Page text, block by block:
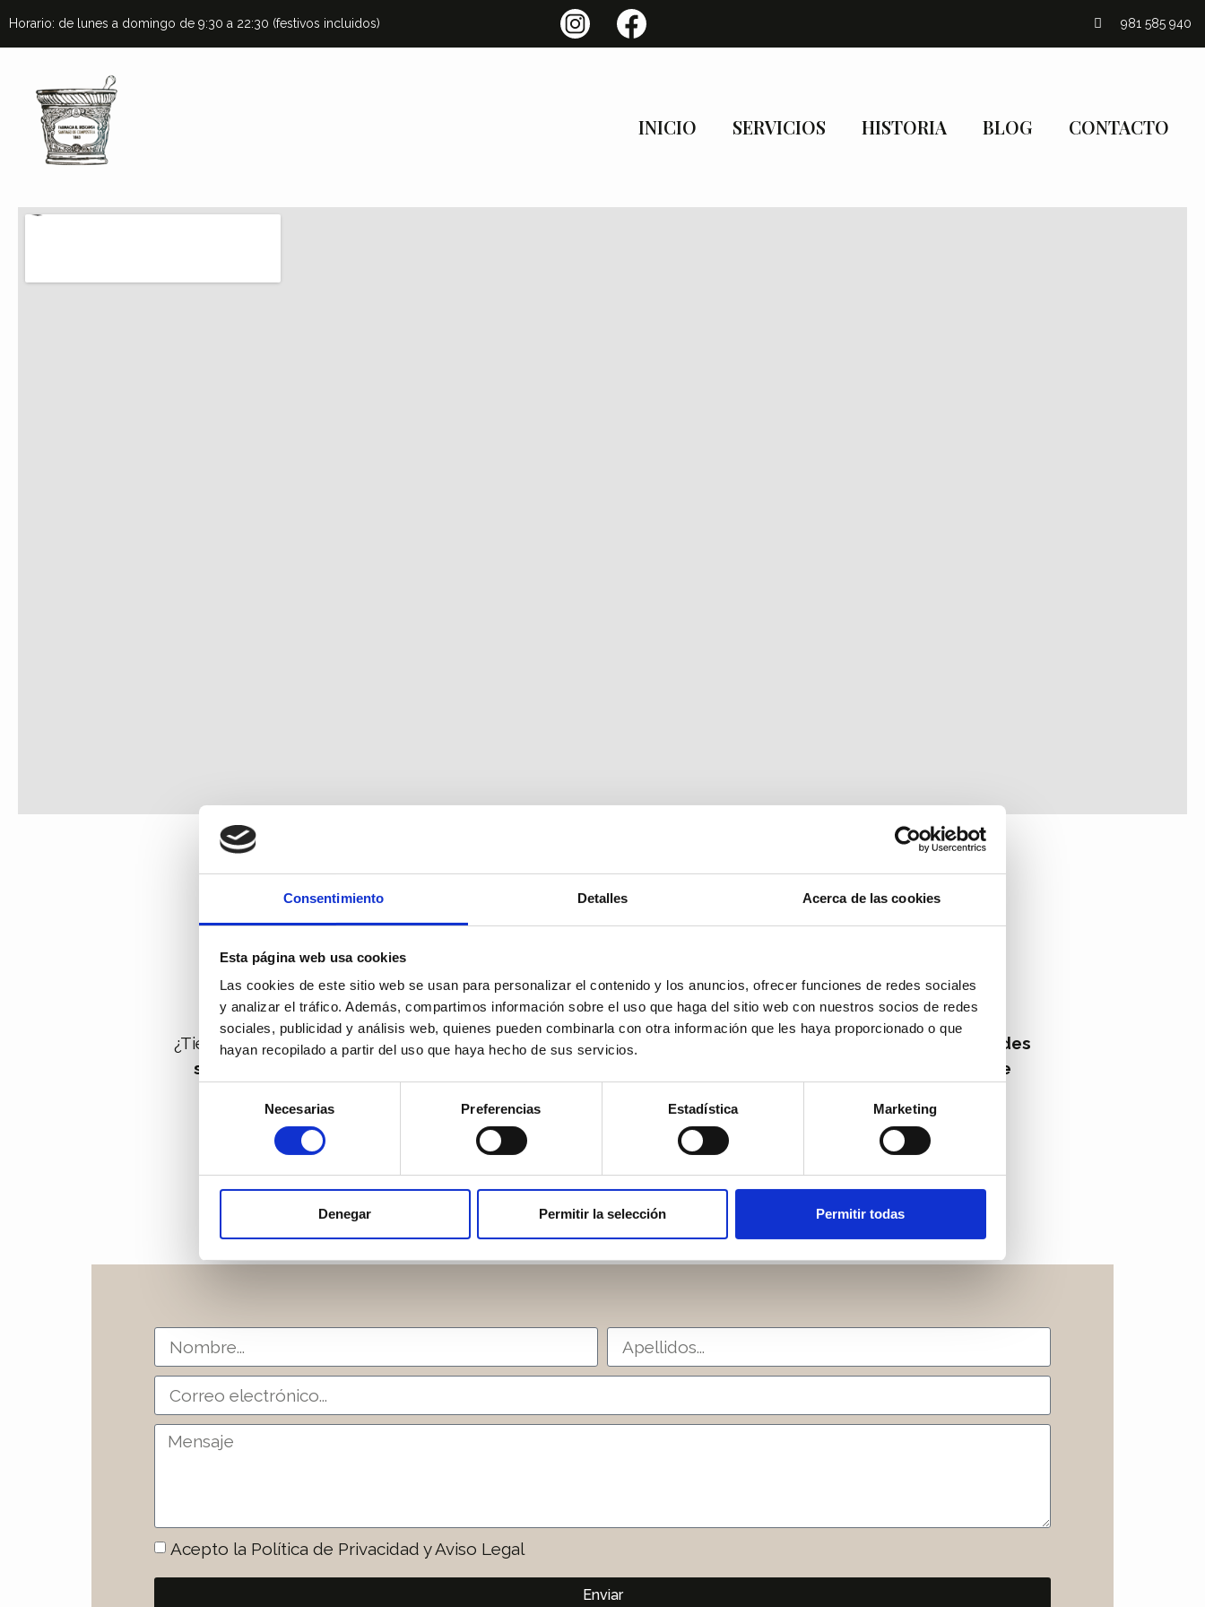
Consentimiento Detalles Acerca de las cookies
Esta página web usa cookies
Las cookies de este sitio web se usan para personalizar el contenido y los anuncios, ofrecer funciones de redes sociales
y analizar el tráfico. Además, compartimos información sobre el uso que haga del sitio web con nuestros socios de redes
sociales, publicidad y análisis web, quienes pueden combinarla con otra información que les haya proporcionado o que
hayan recopilado a partir del uso que haya hecho de sus servicios.
consentimiento
Necesarias Preferencias Estadística Marketing
Denegar Permitir la selección Permitir todas
Horario: de lunes a domingo de 9:30 a 22:30 (festivos incluidos) 981 585 940
INICIO SERVICIOS HISTORIA BLOG CONTACTO
¿Te gustaríacontactarcon nosotros?
¿Tienes alguna consulta y te gustaría ponerte en contacto con nosotros?
Contacta con nosotros por redes
sociales o llamándonos a la farmacia.
rellenar el siguiente
Acepto la Política de Privacidad y Aviso Legal
Enviar